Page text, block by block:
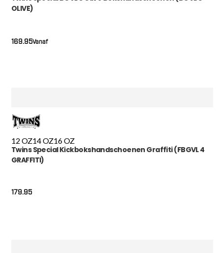
OLIVE)
Vanaf
169.95
12 OZ14 OZ16 OZ
Twins Special Kickbokshandschoenen Graffiti (FBGVL 4
GRAFFITI)
179.95